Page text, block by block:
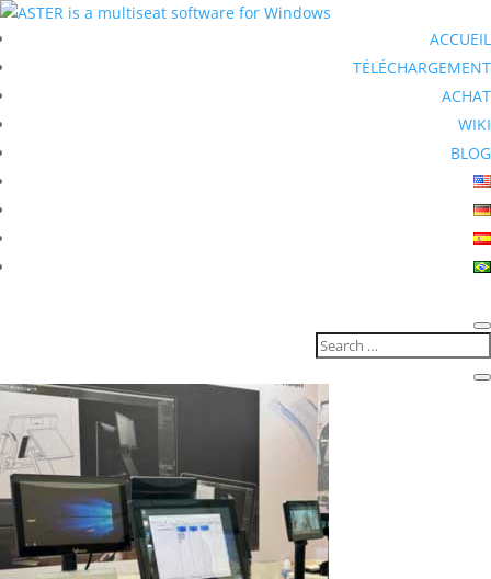
ACCUEIL
TÉLÉCHARGEMENT
ACHAT
WIKI
BLOG